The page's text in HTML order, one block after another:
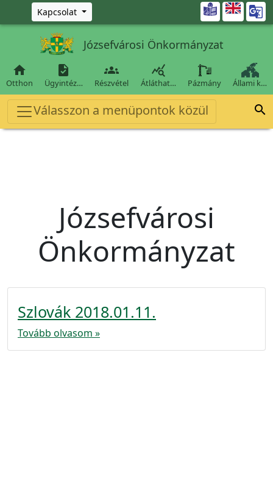
Ugrás a fő tartalomra
Kapcsolat 
Józsefvárosi Önkormányzat

Otthon

Ügyintéz…

Részvétel

Átláthat… Pázmány Állami k…
Válasszon a menüpontok közül 
Józsefvárosi
Önkormányzat
Szlovák 2018.01.11.
Tovább olvasom »